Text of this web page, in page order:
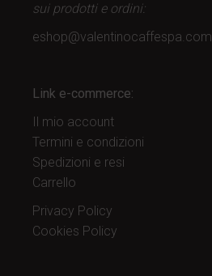
sui prodotti e ordini:
eshop@valentinocaffespa.com
Link e-commerce:
Il mio account
Termini e condizioni
Spedizioni e resi
Carrello
Privacy Policy
Cookies Policy